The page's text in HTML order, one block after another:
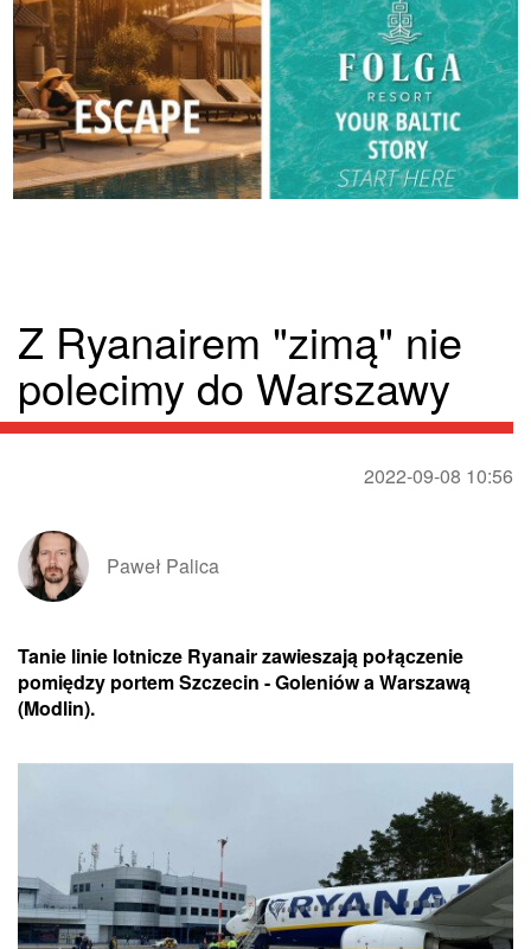
Z Ryanairem "zimą" nie
polecimy do Warszawy
2022-09-08 10:56
Paweł Palica
Tanie linie lotnicze Ryanair zawieszają połączenie
pomiędzy portem Szczecin - Goleniów a Warszawą
(Modlin).